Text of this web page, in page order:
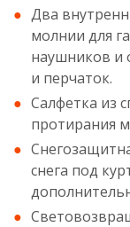
Два
молнии для
наушников и
и перчаток.
Салфетка из
протирания
снега под